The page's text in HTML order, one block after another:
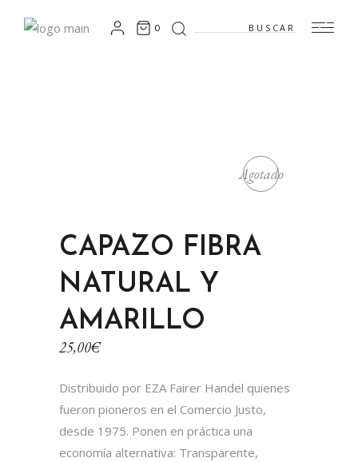
0 Search
for:
Agotado
CAPAZO FIBRA
NATURAL Y
AMARILLO
25,00€
Distribuido por EZA Fairer Handel quienes
fueron pioneros en el Comercio Justo,
desde 1975. Ponen en práctica una
economía alternativa: Transparente,